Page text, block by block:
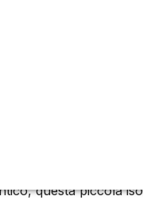
questa piccola